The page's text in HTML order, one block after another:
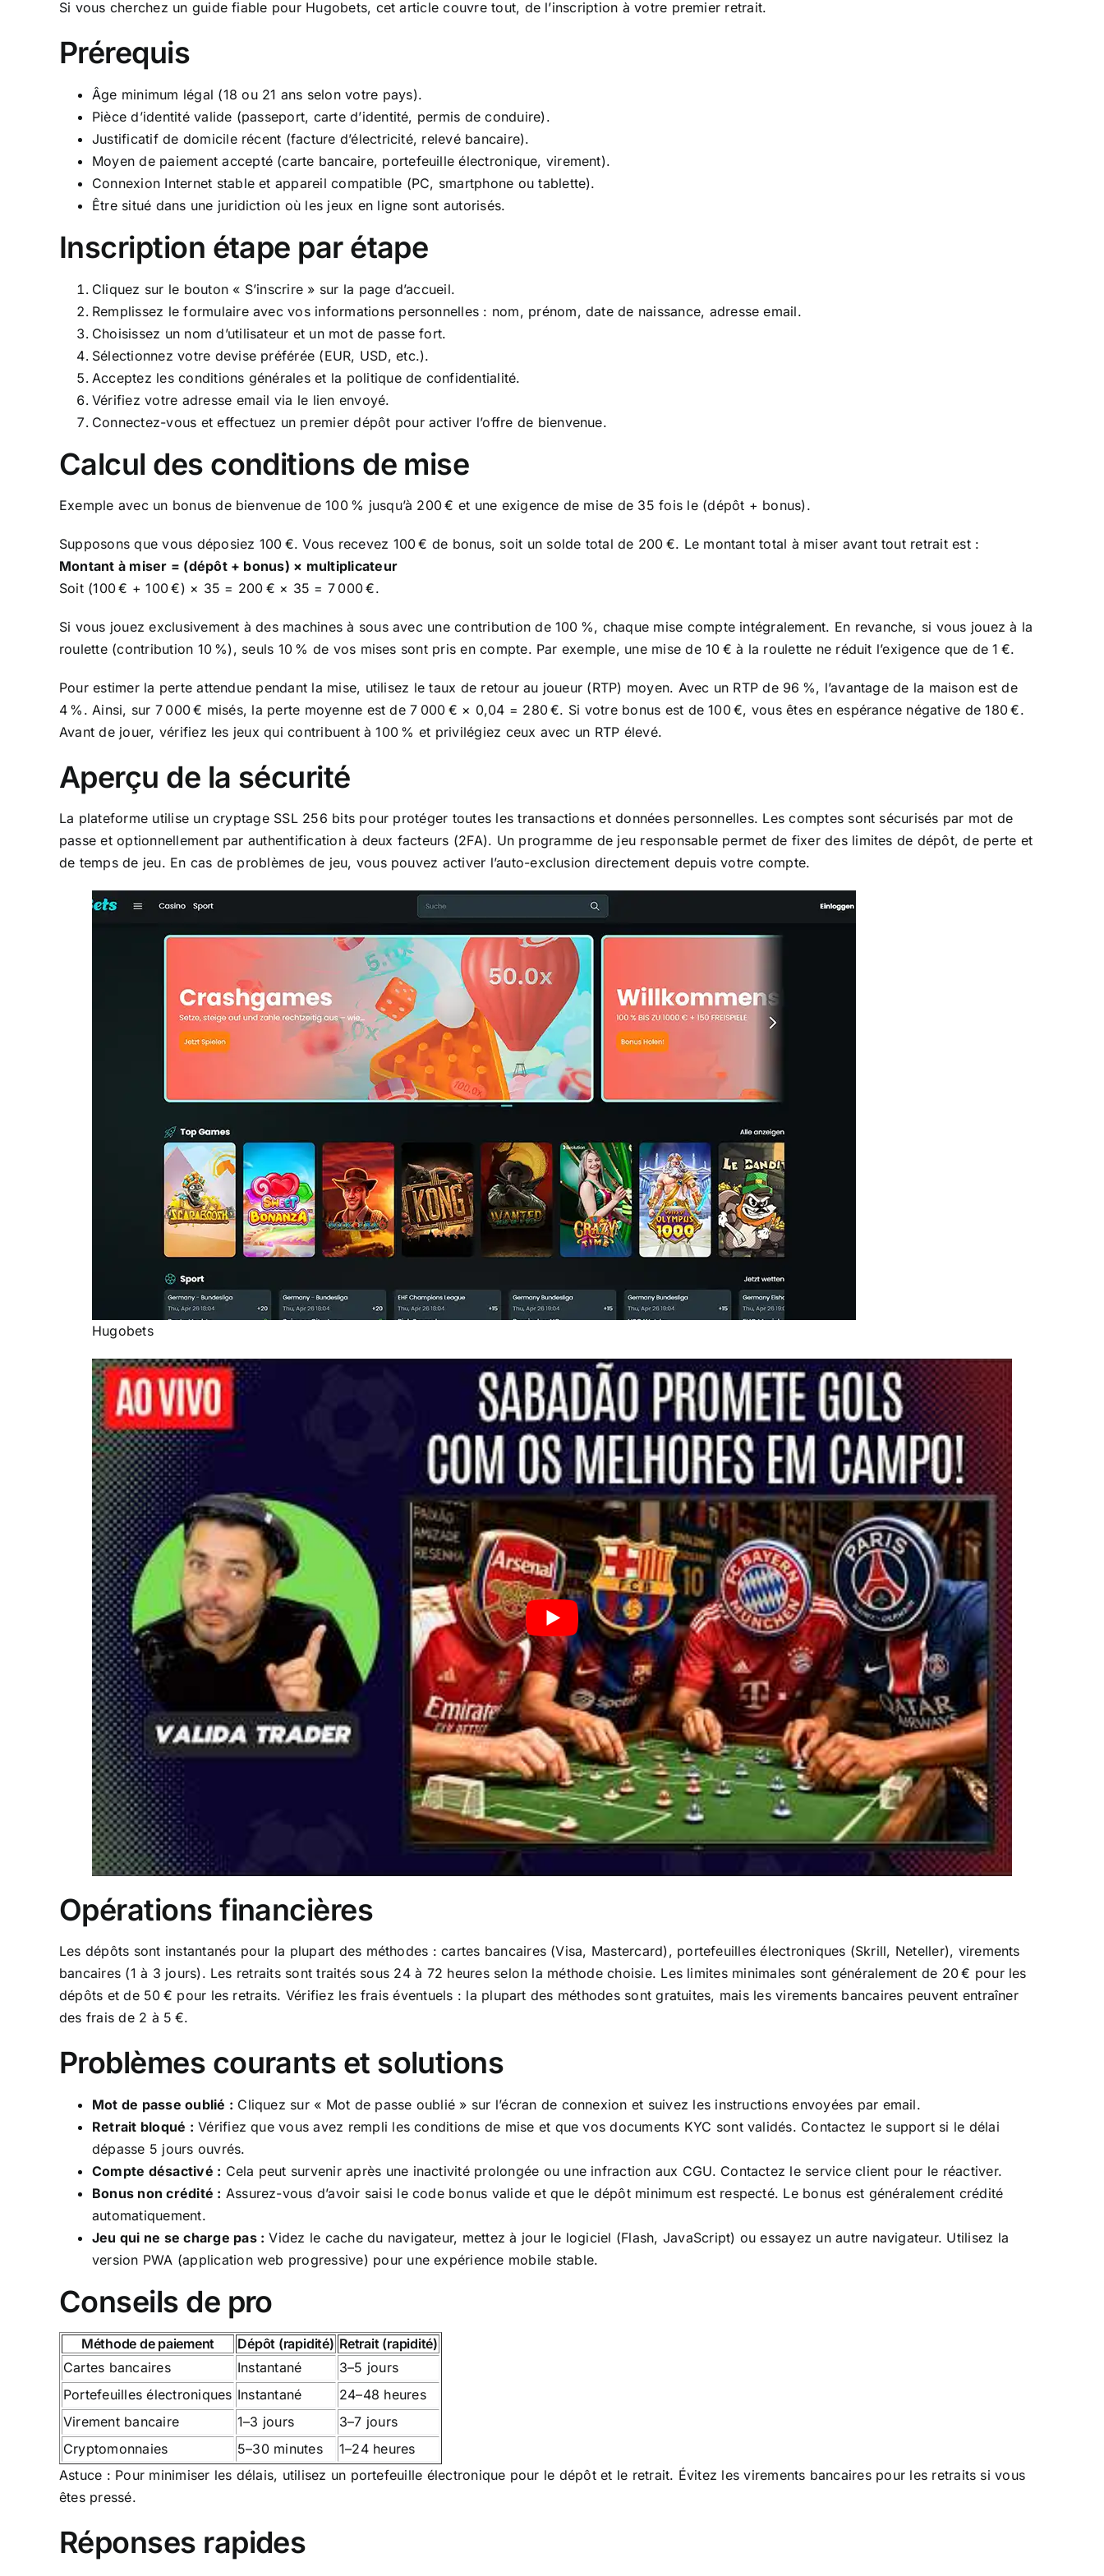
Si vous cherchez un guide fiable pour Hugobets, cet article couvre tout, de l’inscription à votre premier retrait.
Prérequis
Âge minimum légal (18 ou 21 ans selon votre pays).
Pièce d’identité valide (passeport, carte d’identité, permis de conduire).
Justificatif de domicile récent (facture d’électricité, relevé bancaire).
Moyen de paiement accepté (carte bancaire, portefeuille électronique, virement).
Connexion Internet stable et appareil compatible (PC, smartphone ou tablette).
Être situé dans une juridiction où les jeux en ligne sont autorisés.
Inscription étape par étape
Cliquez sur le bouton « S’inscrire » sur la page d’accueil.
Remplissez le formulaire avec vos informations personnelles : nom, prénom, date de naissance, adresse email.
Choisissez un nom d’utilisateur et un mot de passe fort.
Sélectionnez votre devise préférée (EUR, USD, etc.).
Acceptez les conditions générales et la politique de confidentialité.
Vérifiez votre adresse email via le lien envoyé.
Connectez-vous et effectuez un premier dépôt pour activer l’offre de bienvenue.
Calcul des conditions de mise
Exemple avec un bonus de bienvenue de 100 % jusqu’à 200 € et une exigence de mise de 35 fois le (dépôt + bonus).
Supposons que vous déposiez 100 €. Vous recevez 100 € de bonus, soit un solde total de 200 €. Le montant total à miser avant tout retrait est :
Montant à miser = (dépôt + bonus) × multiplicateur
Soit (100 € + 100 €) × 35 = 200 € × 35 = 7 000 €.
Si vous jouez exclusivement à des machines à sous avec une contribution de 100 %, chaque mise compte intégralement. En revanche, si vous jouez à la
roulette (contribution 10 %), seuls 10 % de vos mises sont pris en compte. Par exemple, une mise de 10 € à la roulette ne réduit l’exigence que de 1 €.
Pour estimer la perte attendue pendant la mise, utilisez le taux de retour au joueur (RTP) moyen. Avec un RTP de 96 %, l’avantage de la maison est de
4 %. Ainsi, sur 7 000 € misés, la perte moyenne est de 7 000 € × 0,04 = 280 €. Si votre bonus est de 100 €, vous êtes en espérance négative de 180 €.
Avant de jouer, vérifiez les jeux qui contribuent à 100 % et privilégiez ceux avec un RTP élevé.
Aperçu de la sécurité
La plateforme utilise un cryptage SSL 256 bits pour protéger toutes les transactions et données personnelles. Les comptes sont sécurisés par mot de
passe et optionnellement par authentification à deux facteurs (2FA). Un programme de jeu responsable permet de fixer des limites de dépôt, de perte et
de temps de jeu. En cas de problèmes de jeu, vous pouvez activer l’auto-exclusion directement depuis votre compte.
Hugobets
Opérations financières
Les dépôts sont instantanés pour la plupart des méthodes : cartes bancaires (Visa, Mastercard), portefeuilles électroniques (Skrill, Neteller), virements
bancaires (1 à 3 jours). Les retraits sont traités sous 24 à 72 heures selon la méthode choisie. Les limites minimales sont généralement de 20 € pour les
dépôts et de 50 € pour les retraits. Vérifiez les frais éventuels : la plupart des méthodes sont gratuites, mais les virements bancaires peuvent entraîner
des frais de 2 à 5 €.
Problèmes courants et solutions
Mot de passe oublié : Cliquez sur « Mot de passe oublié » sur l’écran de connexion et suivez les instructions envoyées par email.
Retrait bloqué : Vérifiez que vous avez rempli les conditions de mise et que vos documents KYC sont validés. Contactez le support si le délai
dépasse 5 jours ouvrés.
Compte désactivé : Cela peut survenir après une inactivité prolongée ou une infraction aux CGU. Contactez le service client pour le réactiver.
Bonus non crédité : Assurez-vous d’avoir saisi le code bonus valide et que le dépôt minimum est respecté. Le bonus est généralement crédité
automatiquement.
Jeu qui ne se charge pas : Videz le cache du navigateur, mettez à jour le logiciel (Flash, JavaScript) ou essayez un autre navigateur. Utilisez la
version PWA (application web progressive) pour une expérience mobile stable.
Conseils de pro
Méthode de paiement Dépôt (rapidité) Retrait (rapidité)
Cartes bancaires
Instantané
3–5 jours
Portefeuilles électroniques Instantané
24–48 heures
Virement bancaire
1–3 jours
3–7 jours
Cryptomonnaies
5–30 minutes
1–24 heures
Astuce : Pour minimiser les délais, utilisez un portefeuille électronique pour le dépôt et le retrait. Évitez les virements bancaires pour les retraits si vous
êtes pressé.
Réponses rapides